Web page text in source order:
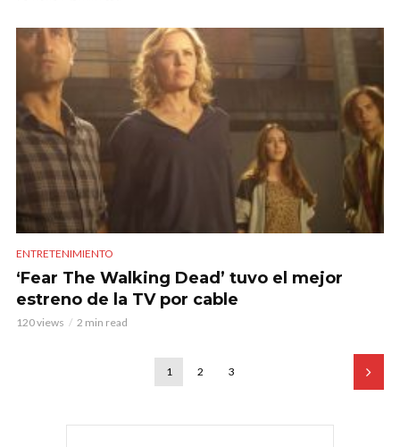
ENTRETENIMIENTO
‘Fear The Walking Dead’ tuvo el mejor
estreno de la TV por cable
120 views 2 min read
1 2 3